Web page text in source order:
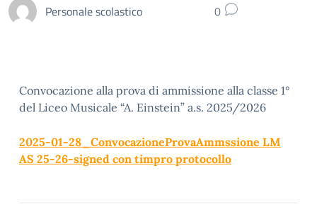
Personale scolastico 0
Convocazione alla prova di ammissione alla classe 1°
del Liceo Musicale “A. Einstein” a.s. 2025/2026
2025-01-28_ConvocazioneProvaAmmssione LM
AS 25-26-signed con timpro protocollo